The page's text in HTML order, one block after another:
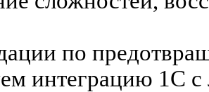
по
интеграцию 1С